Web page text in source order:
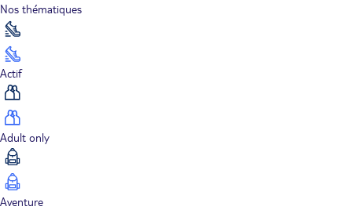
Nos thématiques
Actif
Adult only
Aventure